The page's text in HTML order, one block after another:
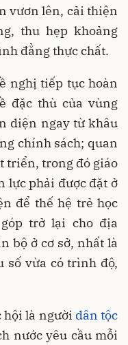
vươn lên, cải thiện
thu hẹp khoảng
đẳng thực chất.
nghị tiếp tục hoàn
đặc thù của vùng
diện ngay từ khâu
chính sách; quan
triển, trong đó giáo
lực phải được đặt ở
để thế hệ trẻ học
trở lại cho địa
bộ ở cơ sở, nhất là
số vừa có trình độ,
hội là người dân tộc
nước yêu cầu mỗi